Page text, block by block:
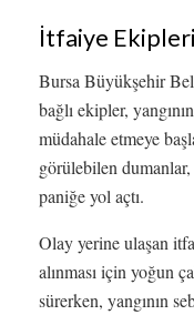
İtfaiye
Bursa Büyükşehir
bağlı ekipler,
müdahale etmeye
görülebilen dumanlar,
paniğe yol açtı.
Olay yerine ulaşan
alınması için yoğun
sürerken, yangının